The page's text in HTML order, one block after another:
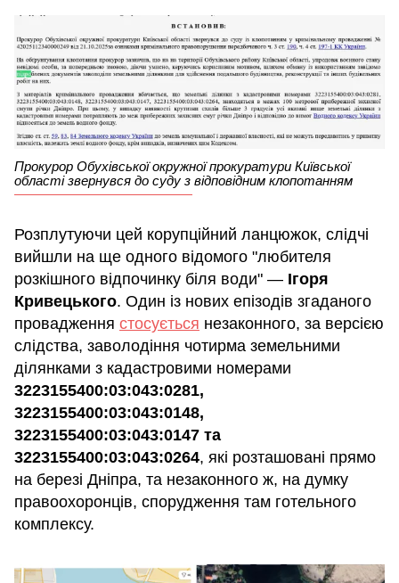
Прокурор Обухівської окружної прокуратури Київської
області звернувся до суду з відповідним клопотанням
Розплутуючи цей корупційний ланцюжок, слідчі
вийшли на ще одного відомого "любителя
розкішного відпочинку біля води" — Ігоря
Кривецького. Один із нових епізодів згаданого
провадження стосується незаконного, за версією
слідства, заволодіння чотирма земельними
ділянками з кадастровими номерами
3223155400:03:043:0281,
3223155400:03:043:0148,
3223155400:03:043:0147 та
3223155400:03:043:0264, які розташовані прямо
на березі Дніпра, та незаконного ж, на думку
правоохоронців, спорудження там готельного
комплексу.